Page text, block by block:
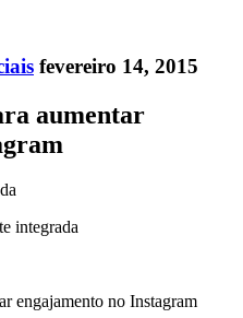
fevereiro 14, 2015
aumentar
integrada